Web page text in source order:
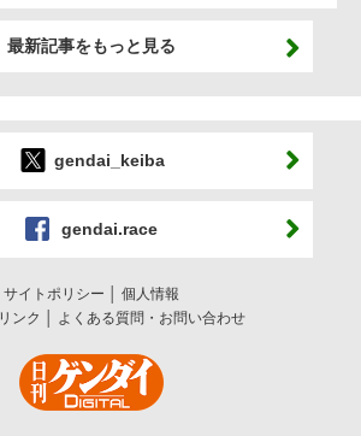
最新記事をもっと見る
gendai_keiba
gendai.race
サイトポリシー
個人情報
リンク よくある質問・お問い合わせ